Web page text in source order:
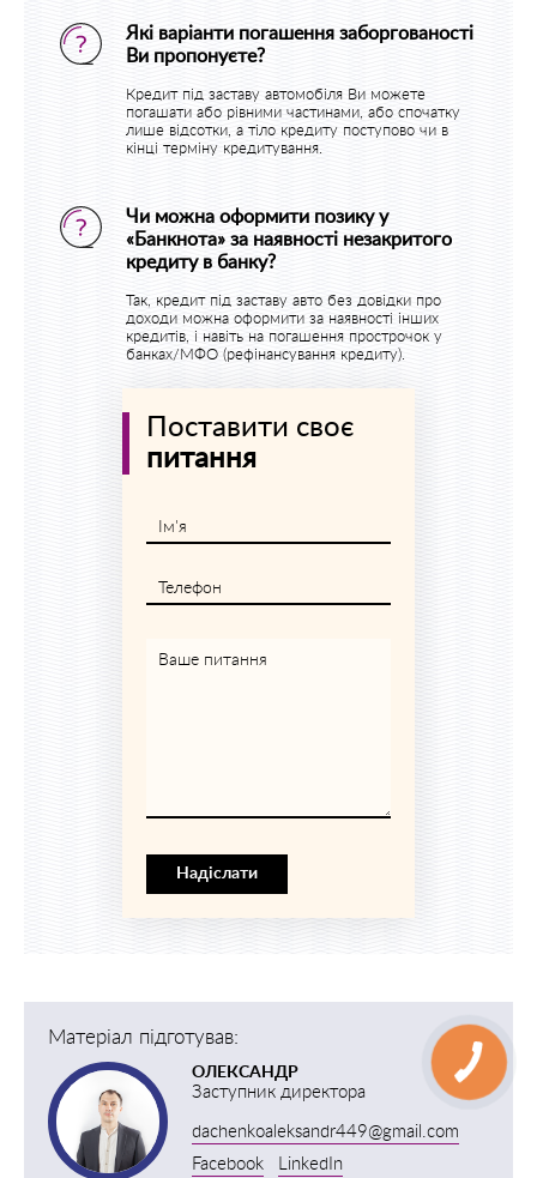
Які варіанти погашення заборгованості
Ви пропонуєте?
Кредит під заставу автомобіля Ви можете
погашати або рівними частинами, або спочатку
лише відсотки, а тіло кредиту поступово чи в
кінці терміну кредитування.
Чи можна оформити позику у
«Банкнота» за наявності незакритого
кредиту в банку?
Так, кредит під заставу авто без довідки про
доходи можна оформити за наявності інших
кредитів, і навіть на погашення прострочок у
банках/МФО (рефінансування кредиту).
Поставити своє
питання
Ім'я
Телефон
Ваше питання
Надіслати
Матеріал підготував:
ОЛЕКСАНДР
Заступник директора
dachenkoaleksandr449@gmail.com
Facebook
LinkedIn